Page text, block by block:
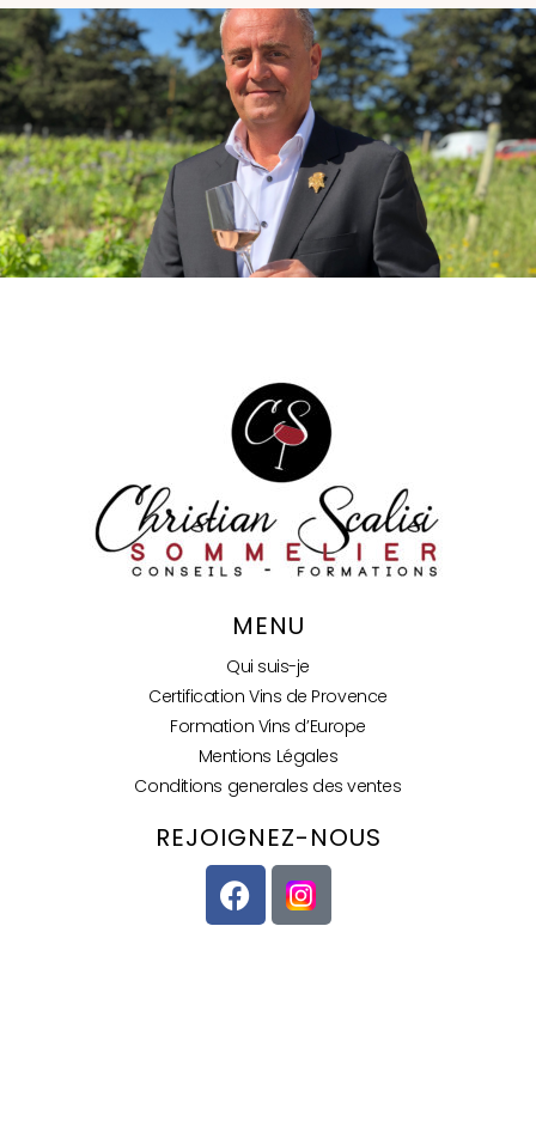
MENU
Qui suis-je
Certification Vins de Provence
Formation Vins d’Europe
Mentions Légales
Conditions generales des ventes
REJOIGNEZ-NOUS